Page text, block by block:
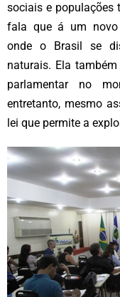
sociais e populações
fala que á um novo
onde o Brasil se
naturais. Ela
parlamentar no
entretanto, mesmo
lei que permite a